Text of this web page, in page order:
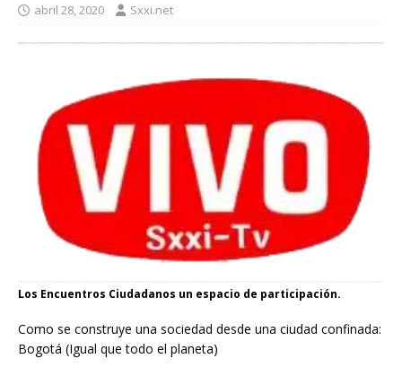
abril 28, 2020 Sxxi.net
Los Encuentros Ciudadanos un espacio de participación.
Como se construye una sociedad desde una ciudad confinada:
Bogotá (Igual que todo el planeta)